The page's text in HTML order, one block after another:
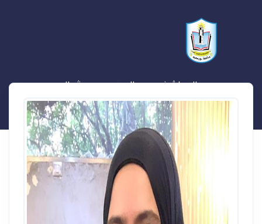
الاء اشرف سعد الدين محمود شطا